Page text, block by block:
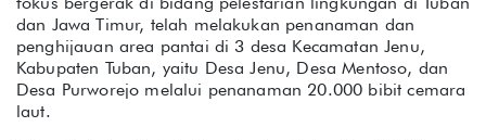
dan Jawa Timur, telah melakukan penanaman dan
penghijauan area pantai di 3 desa Kecamatan Jenu,
Kabupaten Tuban, yaitu Desa Jenu, Desa Mentoso, dan
Desa Purworejo melalui penanaman 20.000 bibit cemara
laut.